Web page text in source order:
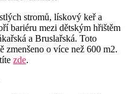
stromů, lískový keř a
bariéru mezi dětským hřištěm
a Bruslařská. Toto
zmenšeno o více než 600 m2.
zde.